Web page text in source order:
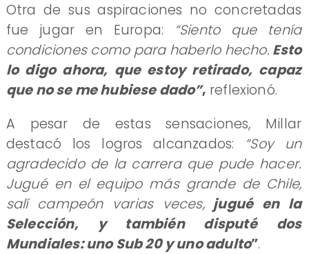
Otra de sus aspiraciones no concretadas
fue jugar en Europa:
“Siento que tenía
condiciones como para haberlo hecho. Esto
lo digo ahora, que estoy retirado, capaz
que no se me hubiese dado”, reflexionó.
A pesar de estas sensaciones, Millar
destacó los logros alcanzados:
“Soy un
agradecido de la carrera que pude hacer.
Jugué en el equipo más grande de Chile,
salí campeón varias veces,jugué en la
Selección, y también disputé dos
Mundiales: uno Sub 20 y uno adulto”.